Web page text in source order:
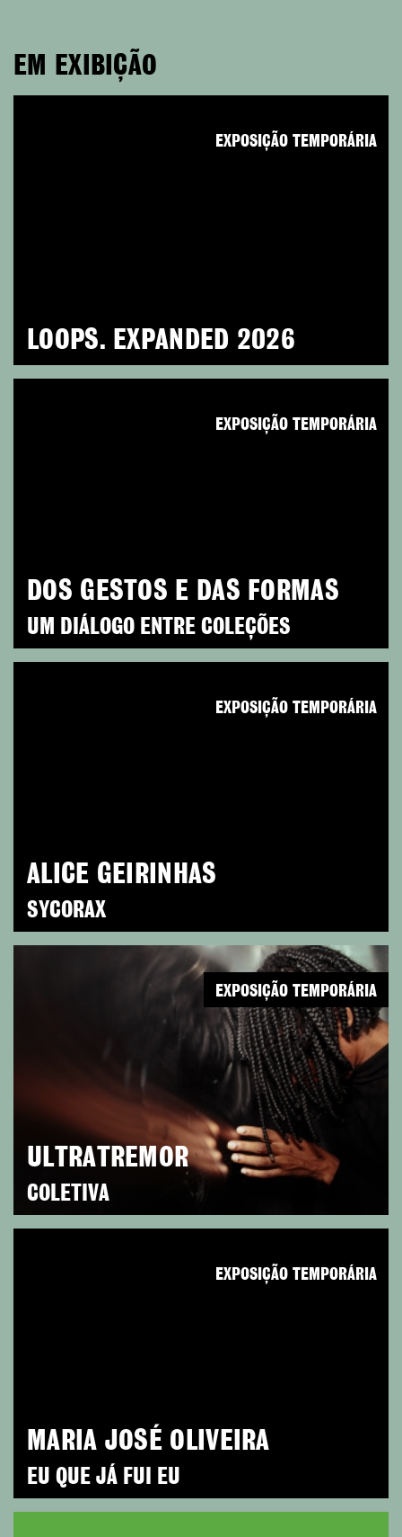
EM EXIBIÇÃO
LOOPS. EXPANDED 2026
EXPOSIÇÃO TEMPORÁRIA
DOS GESTOS E DAS FORMAS
UM DIÁLOGO ENTRE COLEÇÕES
EXPOSIÇÃO TEMPORÁRIA
ALICE GEIRINHAS
SYCORAX
EXPOSIÇÃO TEMPORÁRIA
ULTRATREMOR
COLETIVA
EXPOSIÇÃO TEMPORÁRIA
MARIA JOSÉ OLIVEIRA
EU QUE JÁ FUI EU
EXPOSIÇÃO TEMPORÁRIA